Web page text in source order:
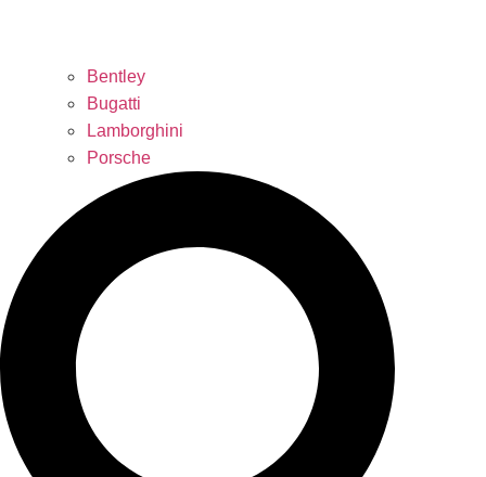
Bentley
Bugatti
Lamborghini
Porsche